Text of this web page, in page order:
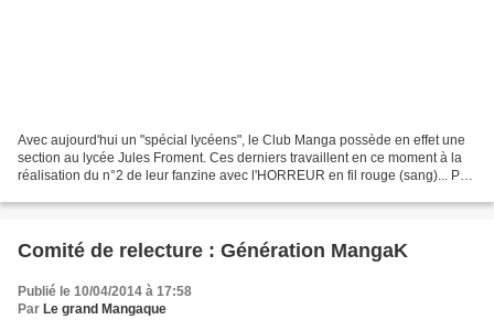
Avec aujourd'hui un "spécial lycéens", le Club Manga possède en effet une
section au lycée Jules Froment. Ces derniers travaillent en ce moment à la
réalisation du n°2 de leur fanzine avec l'HORREUR en fil rouge (sang)... Par
Comité de relecture : Génération MangaK
Publié le 10/04/2014 à 17:58
Par Le grand Mangaque